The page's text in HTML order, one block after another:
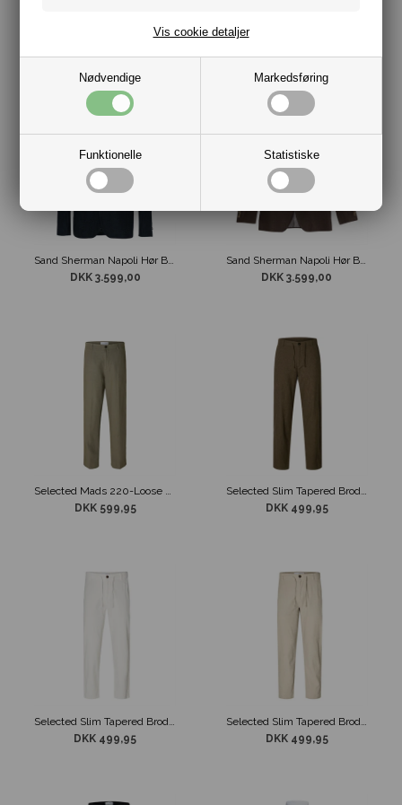
Nødvendige Markedsføring
Funktionelle Statistiske
Vis cookie detaljer
Sand Copenhagen State Soft Stribet Skjorte Hvid/Beige
Sand Sherman Napoli Hør Blazer Blå
DKK 3.599,00
Sand Sherman Napoli Hør Blazer Brun
DKK 3.599,00
Selected Mads 220-Loose Fit Press Hør Bukser Grøn
DKK 599,95
Selected Slim Tapered Brody Hør Bukser Grøn
DKK 499,95
DKK 499,95
DKK 499,95